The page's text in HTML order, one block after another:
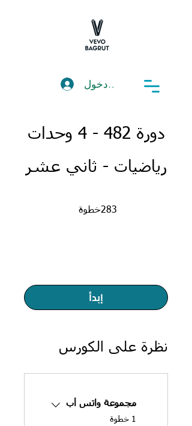
تسجيل دخول
دورة 482 - 4 وحدات
رياضيات - ثاني عشر
283خطوة
إبدأ
نظرة على الكورس
مجموعة واتس أب
.
1 خطوة